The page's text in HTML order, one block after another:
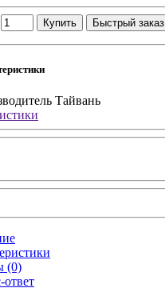
Купить Быстрый заказ
Тайвань
(0)